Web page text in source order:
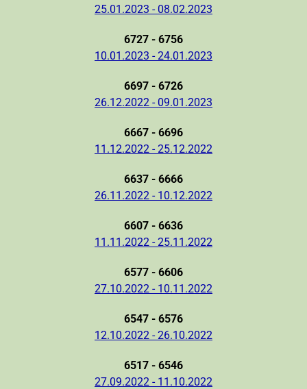
25.01.2023 - 08.02.2023
6727 - 6756
10.01.2023 - 24.01.2023
6697 - 6726
26.12.2022 - 09.01.2023
6667 - 6696
11.12.2022 - 25.12.2022
6637 - 6666
26.11.2022 - 10.12.2022
6607 - 6636
11.11.2022 - 25.11.2022
6577 - 6606
27.10.2022 - 10.11.2022
6547 - 6576
12.10.2022 - 26.10.2022
6517 - 6546
27.09.2022 - 11.10.2022